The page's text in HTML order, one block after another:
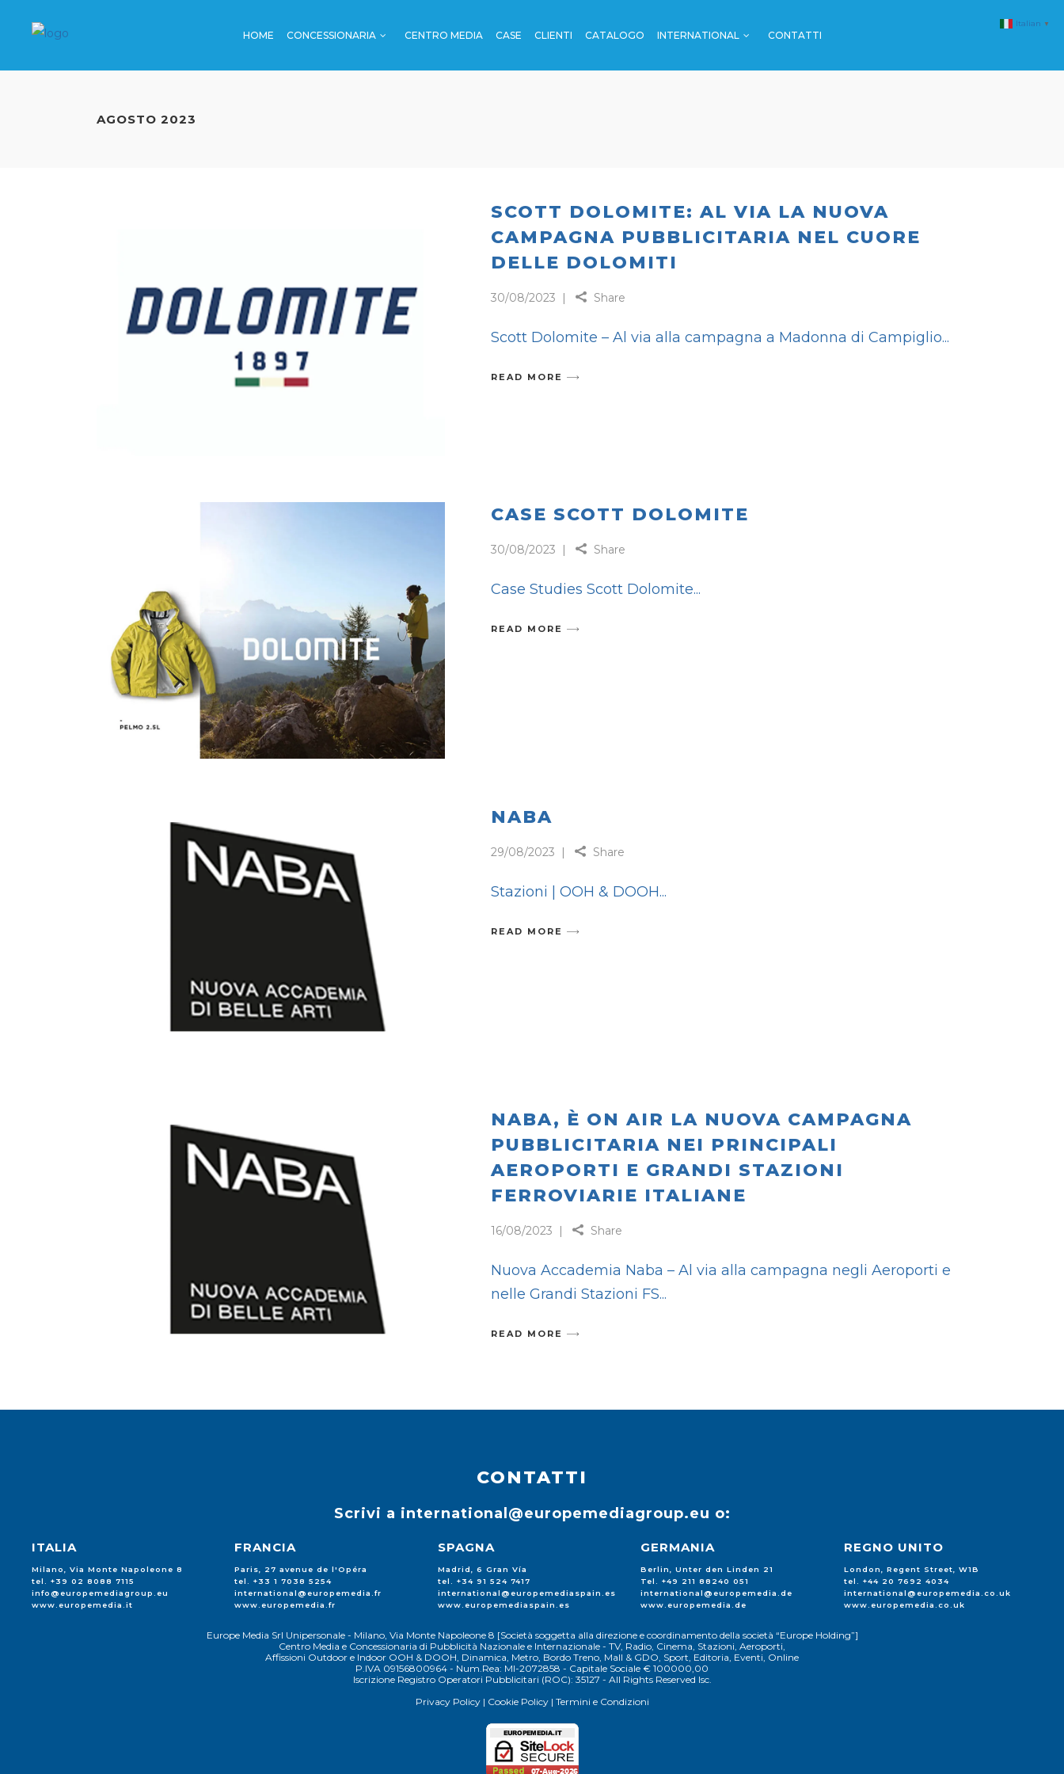
HOME CONCESSIONARIA
DINAMICA
CENTRO MEDIA CASE CLIENTI CATALOGO INTERNATIONAL CONTATTI
AGOSTO 2023
SCOTT DOLOMITE: AL VIA LA NUOVA
CAMPAGNA PUBBLICITARIA NEL CUORE
DELLE DOLOMITI
30/08/2023 Share
Scott Dolomite – Al via alla campagna a Madonna di Campiglio
READ MORE
CASE SCOTT DOLOMITE
30/08/2023 Share
Case Studies Scott Dolomite
READ MORE
NABA
29/08/2023 Share
Stazioni | OOH & DOOH
READ MORE
NABA, È ON AIR LA NUOVA CAMPAGNA
PUBBLICITARIA NEI PRINCIPALI
AEROPORTI E GRANDI STAZIONI
FERROVIARIE ITALIANE
16/08/2023 Share
Nuova Accademia Naba – Al via alla campagna negli Aeroporti e
nelle Grandi Stazioni FS
READ MORE
CONTATTI
Scrivi a international@europemediagroup.eu o:
ITALIA
Milano, Via Monte Napoleone 8
tel. +39 02 8088 7115
info@europemediagroup.eu
www.europemedia.it
FRANCIA
Paris, 27 avenue de l'Opéra
tel. +33 1 7038 5254
international@europemedia.fr
www.europemedia.fr
SPAGNA
Madrid, 6 Gran Vía
tel. +34 91 524 7417
international@europemediaspain.es
www.europemediaspain.es
GERMANIA
Berlin, Unter den Linden 21
Tel. +49 211 88240 051
international@europemedia.de
www.europemedia.de
REGNO UNITO
London, Regent Street, W1B
tel. +44 20 7692 4034
international@europemedia.co.uk
www.europemedia.co.uk
Europe Media Srl Unipersonale - Milano, Via Monte Napoleone 8 [Società soggetta alla direzione e coordinamento della società “Europe Holding”]
Centro Media e Concessionaria di Pubblicità Nazionale e Internazionale - TV, Radio, Cinema, Stazioni, Aeroporti,
Affissioni Outdoor e Indoor OOH & DOOH, Dinamica, Metro, Bordo Treno, Mall & GDO, Sport, Editoria, Eventi, Online
P.IVA 09156800964 - Num.Rea: MI-2072858 - Capitale Sociale € 100000,00
Iscrizione Registro Operatori Pubblicitari (ROC): 35127 - All Rights Reserved Isc.
Privacy Policy| Cookie Policy| Termini e Condizioni
Italian ▼